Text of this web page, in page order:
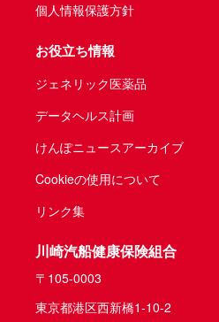
個人情報保護方針
お役立ち情報
ジェネリック医薬品
データヘルス計画
けんぽニュースアーカイブ
Cookieの使用について
リンク集
川崎汽船健康保険組合
〒105-0003
東京都港区西新橋1-10-2